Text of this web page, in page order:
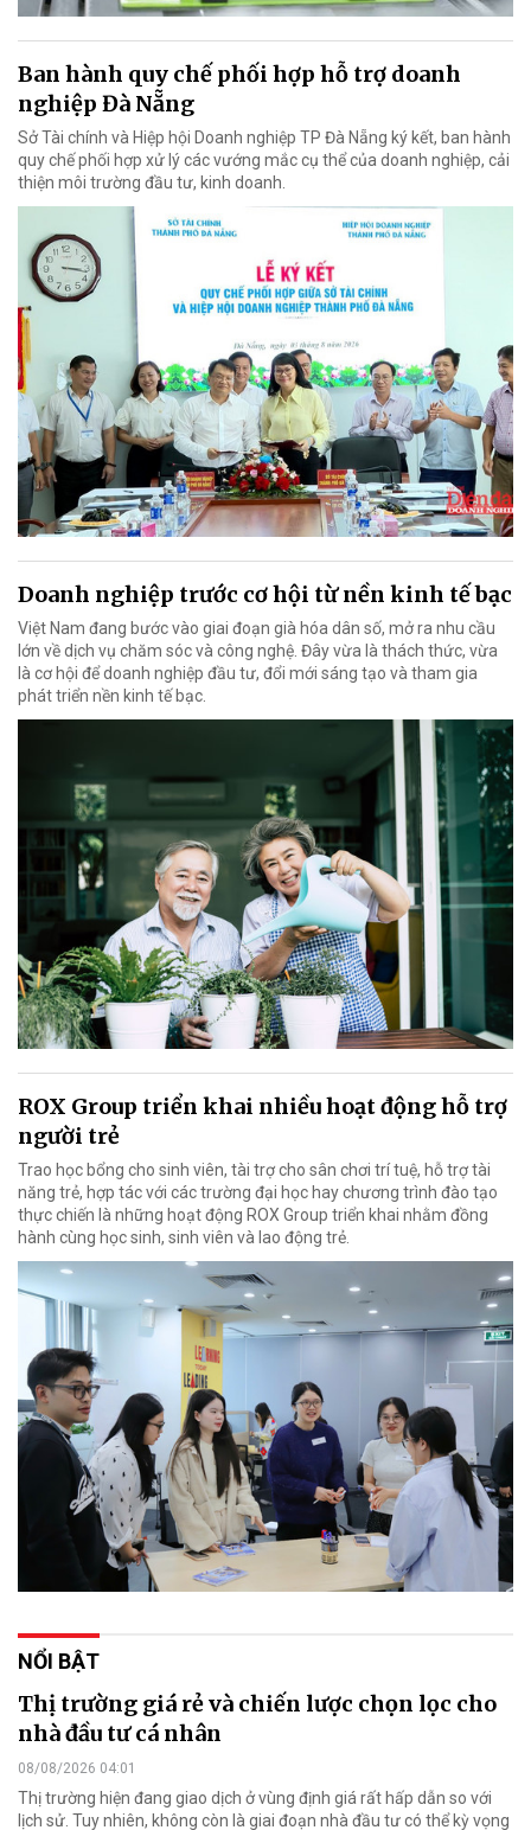
Ban hành quy chế phối hợp hỗ trợ doanh
nghiệp Đà Nẵng
Sở Tài chính và Hiệp hội Doanh nghiệp TP Đà Nẵng ký kết, ban hành
quy chế phối hợp xử lý các vướng mắc cụ thể của doanh nghiệp, cải
thiện môi trường đầu tư, kinh doanh.
Doanh nghiệp trước cơ hội từ nền kinh tế bạc
Việt Nam đang bước vào giai đoạn già hóa dân số, mở ra nhu cầu
lớn về dịch vụ chăm sóc và công nghệ. Đây vừa là thách thức, vừa
là cơ hội để doanh nghiệp đầu tư, đổi mới sáng tạo và tham gia
phát triển nền kinh tế bạc.
ROX Group triển khai nhiều hoạt động hỗ trợ
người trẻ
Trao học bổng cho sinh viên, tài trợ cho sân chơi trí tuệ, hỗ trợ tài
năng trẻ, hợp tác với các trường đại học hay chương trình đào tạo
thực chiến là những hoạt động ROX Group triển khai nhằm đồng
hành cùng học sinh, sinh viên và lao động trẻ.
NỔI BẬT
Thị trường giá rẻ và chiến lược chọn lọc cho
nhà đầu tư cá nhân
08/08/2026 04:01
Thị trường hiện đang giao dịch ở vùng định giá rất hấp dẫn so với
lịch sử. Tuy nhiên, không còn là giai đoạn nhà đầu tư có thể kỳ vọng